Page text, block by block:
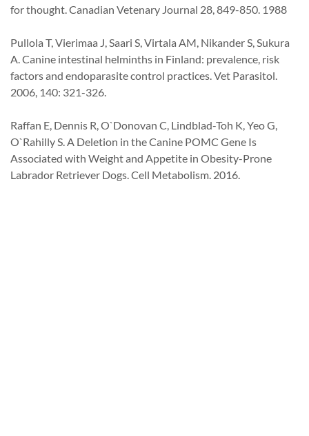
for thought. Canadian Vetenary Journal 28, 849-850. 1988
Pullola T, Vierimaa J, Saari S, Virtala AM, Nikander S, Sukura
A. Canine intestinal helminths in Finland: prevalence, risk
factors and endoparasite control practices. Vet Parasitol.
2006, 140: 321-326.
Raffan E, Dennis R, O`Donovan C, Lindblad-Toh K, Yeo G,
O`Rahilly S. A Deletion in the Canine POMC Gene Is
Associated with Weight and Appetite in Obesity-Prone
Labrador Retriever Dogs. Cell Metabolism. 2016.